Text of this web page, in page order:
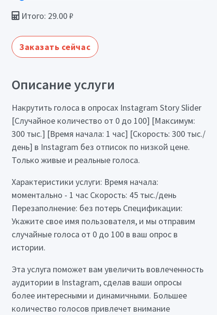
Итого: 29.00₽
Заказать сейчас
Описание услуги
Накрутить голоса в опросах Instagram Story Slider
[Случайное количество от 0 до 100] [Максимум:
300 тыс.] [Время начала: 1 час] [Скорость: 300 тыс./
день] в Instagram без отписок по низкой цене.
Только живые и реальные голоса.
Характеристики услуги: Время начала:
моментально - 1 час Скорость: 45 тыс./день
Перезаполнение: без потерь Спецификации:
Укажите свое имя пользователя, и мы отправим
случайные голоса от 0 до 100 в ваш опрос в
истории.
Эта услуга поможет вам увеличить вовлеченность
аудитории в Instagram, сделав ваши опросы
более интересными и динамичными. Большее
количество голосов привлечет внимание